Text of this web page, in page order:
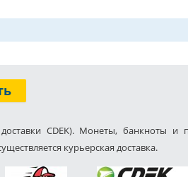
CDEK). Монеты, банкноты и
курьерская доставка.